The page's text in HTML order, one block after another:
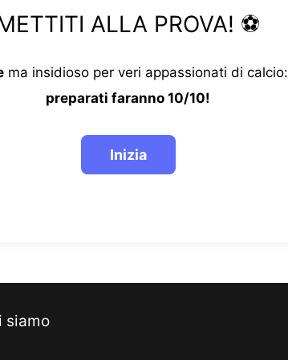
ALLA PROVA! ⚽
ma insidioso per veri appassionati di calcio:
preparati faranno 10/10!
siamo